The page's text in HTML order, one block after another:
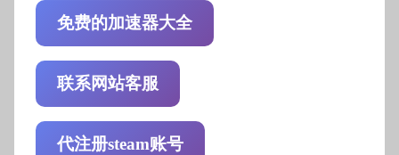
免费的加速器大全
联系网站客服
代注册steam账号